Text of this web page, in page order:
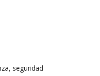
seguridad